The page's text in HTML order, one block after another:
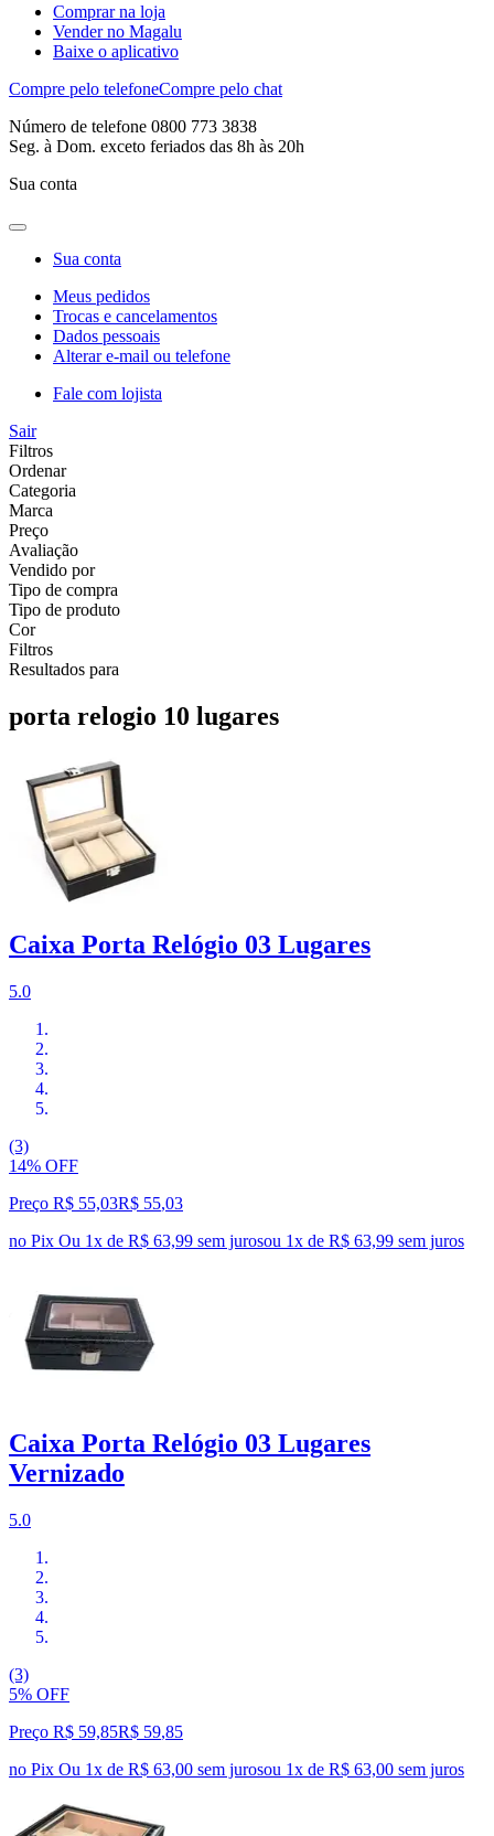
Comprar na loja
Vender no Magalu
Baixe o aplicativo
Compre pelo telefoneCompre pelo chat
Número de telefone 0800 773 3838
Seg. à Dom. exceto feriados das 8h às 20h
Sua conta
Sua conta
Meus pedidos
Trocas e cancelamentos
Dados pessoais
Alterar e-mail ou telefone
Fale com lojista
Sair
Filtros
Ordenar
Categoria
Marca
Preço
Avaliação
Vendido por
Tipo de compra
Tipo de produto
Cor
Filtros
Resultados para
porta relogio 10 lugares
Caixa Porta Relógio 03 Lugares
5.0
(3)
14% OFF
Preço R$ 55,03R$ 55,03
no Pix Ou 1x de R$ 63,99 sem jurosou 1x de R$ 63,99 sem juros
Caixa Porta Relógio 03 Lugares
Vernizado
5.0
(3)
5% OFF
Preço R$ 59,85R$ 59,85
no Pix Ou 1x de R$ 63,00 sem jurosou 1x de R$ 63,00 sem juros